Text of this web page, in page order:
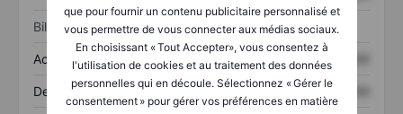
que pour fournir un contenu publicitaire personnalisé et
vous permettre de vous connecter aux médias sociaux.
En choisissant « Tout Accepter», vous consentez à
l'utilisation de cookies et au traitement des données
personnelles qui en découle. Sélectionnez « Gérer le
consentement » pour gérer vos préférences en matière
Bilan
Actifs totaux XXXXXXX XXXXXXX
Dette totale XXXXXXX XXXXXXX